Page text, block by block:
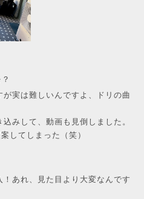
実は難しいんですよ、ドリの曲
みして、動画も見倒しました。
してしまった（笑）
あれ、見た目より大変なんです